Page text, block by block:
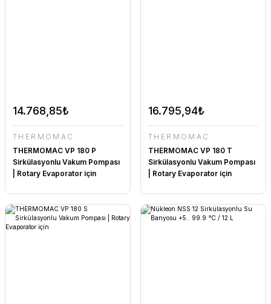
14.768,85₺
THERMOMAC
THERMOMAC VP 180 P
Sirkülasyonlu Vakum Pompası
| Rotary Evaporator için
16.795,94₺
THERMOMAC
THERMOMAC VP 180 T
Sirkülasyonlu Vakum Pompası
| Rotary Evaporator için